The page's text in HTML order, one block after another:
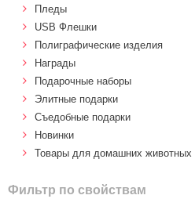
Пледы
USB Флешки
Полиграфические изделия
Награды
Подарочные наборы
Элитные подарки
Cъедобные подарки
Новинки
Товары для домашних животных
Фильтр по свойствам